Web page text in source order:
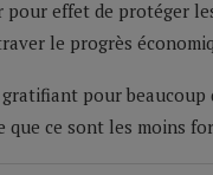
effet de protéger
le progrès
pour beaucoup
que ce sont les moins